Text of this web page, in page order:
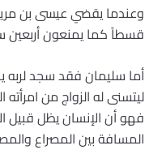
وعندما يقضي عيسى بن
قسطاً كما يمنعون أربعين
أما سليمان فقد سجد لربه
ليتسنى له الزواج من
فهو أن الإنسان يظل قبيل
المسافة بين المصراع